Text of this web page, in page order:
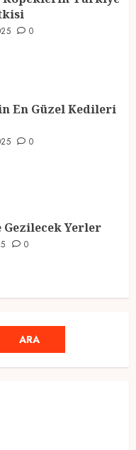
En Güzel Kedileri
Yerler
2025: Manevi
Yaz Tatilleri
ARA